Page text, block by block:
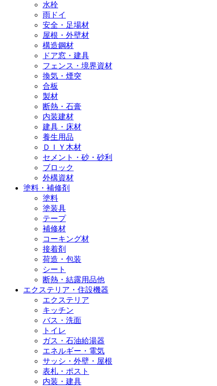
水栓
雨ドイ
安全・足場材
屋根・外壁材
構造鋼材
ドア窓・建具
フェンス・境界資材
換気・煙突
合板
製材
断熱・石膏
内装建材
建具・床材
養生用品
ＤＩＹ木材
セメント・砂・砂利
ブロック
外構資材
塗料・補修剤
塗料
塗装具
テープ
補修材
コーキング材
接着剤
荷造・包装
シート
断熱・結露用品他
エクステリア・住設機器
エクステリア
キッチン
バス・洗面
トイレ
ガス・石油給湯器
エネルギー・電気
サッシ・外壁・屋根
表札・ポスト
内装・建具